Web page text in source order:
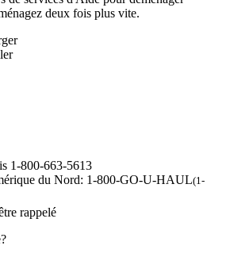
deux fois plus vite.
1-800-663-5613
du Nord: 1-800-GO-U-HAUL(1-
rappelé